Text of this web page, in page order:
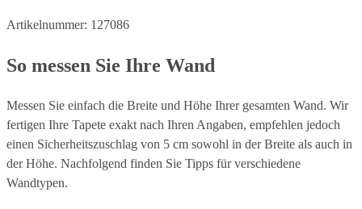
Artikelnummer: 127086
So messen Sie Ihre Wand
Messen Sie einfach die Breite und Höhe Ihrer gesamten Wand. Wir
fertigen Ihre Tapete exakt nach Ihren Angaben, empfehlen jedoch
einen Sicherheitszuschlag von 5 cm sowohl in der Breite als auch in
der Höhe. Nachfolgend finden Sie Tipps für verschiedene
Wandtypen.